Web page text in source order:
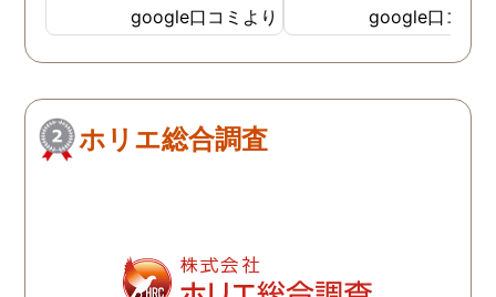
す。はじめからこちらにす
ればよかったです😢 …
google口コミより google口コミ
ホリエ総合調査